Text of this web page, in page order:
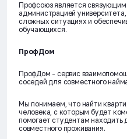
Профсоюз является
администрацией
сложных ситуациях и
обучающихся.
ПрофДом
ПрофДом - сервис
соседей для совместного
Мы понимаем, что найти
человека, с которым будет
помогает студентам находить
совместного проживания.